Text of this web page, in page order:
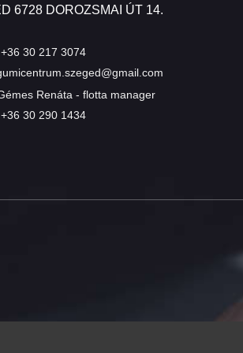
6728 DOROZSMAI ÚT 14.
+36 30 217 3074
Renáta - flotta manager
+36 30 290 1434